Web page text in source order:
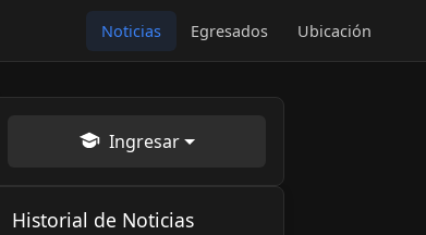
Noticias Egresados Ubicación
Ingresar
Historial de Noticias